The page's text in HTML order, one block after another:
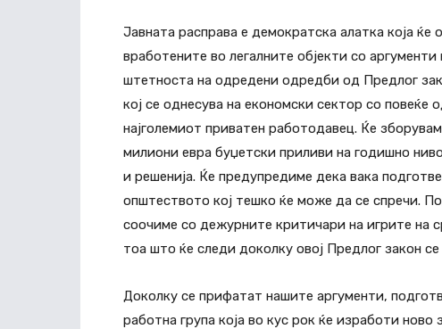
Јавната расправа е демократска алатка која
вработените во легалните објекти со аргументи
штетноста на одредени одредби од Предлог
кој се однесува на економски сектор со повеќе
најголемиот приватен работодавец. Ќе
милиони евра буџетски приливи на годишно
и решенија. Ќе предупредиме дека вака
општеството кој тешко ќе може да се спречи.
соочиме со дежурните критичари на игрите на
тоа што ќе следи доколку овој Предлог закон се
Доколку се прифатат нашите аргументи,
работна група која во кус рок ќе изработи